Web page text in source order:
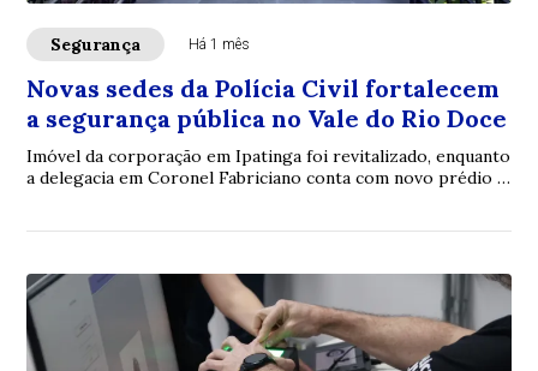
Segurança Há 1 mês
Novas sedes da Polícia Civil fortalecem
a segurança pública no Vale do Rio Doce
Imóvel da corporação em Ipatinga foi revitalizado, enquanto
a delegacia em Coronel Fabriciano conta com novo prédio e